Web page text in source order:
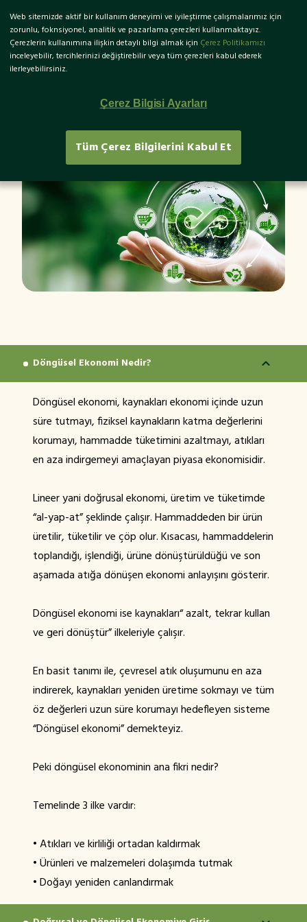
EN
Döngüsel Ekonomi Nedir?
Döngüsel Ekonomi Nedir?
Döngüsel ekonomi, kaynakları ekonomi içinde uzun
süre tutmayı, fiziksel kaynakların katma değerlerini
korumayı, hammadde tüketimini azaltmayı, atıkları
en aza indirgemeyi amaçlayan piyasa ekonomisidir.
Lineer yani doğrusal ekonomi, üretim ve tüketimde
“al-yap-at” şeklinde çalışır. Hammaddeden bir ürün
üretilir, tüketilir ve çöp olur. Kısacası, hammaddelerin
toplandığı, işlendiği, ürüne dönüştürüldüğü ve son
aşamada atığa dönüşen ekonomi anlayışını gösterir.
Döngüsel ekonomi ise kaynakları“ azalt, tekrar kullan
ve geri dönüştür” ilkeleriyle çalışır.
En basit tanımı ile, çevresel atık oluşumunu en aza
indirerek, kaynakları yeniden üretime sokmayı ve tüm
öz değerleri uzun süre korumayı hedefleyen sisteme
“Döngüsel ekonomi” demekteyiz.
Peki döngüsel ekonominin ana fikri nedir?
Temelinde 3 ilke vardır:
• Atıkları ve kirliliği ortadan kaldırmak
• Ürünleri ve malzemeleri dolaşımda tutmak
• Doğayı yeniden canlandırmak
Web sitemizde aktif bir kullanım deneyimi ve iyileştirme çalışmalarımız için
zorunlu, foknsiyonel, analitik ve pazarlama çerezleri kullanmaktayız.
Çerezlerin kullanımına ilişkin detaylı bilgi almak için Çerez Politikamızı
inceleyebilir, tercihlerinizi değiştirebilir veya tüm çerezleri kabul ederek
ilerleyebilirsiniz.
Çerez Bilgisi Ayarları
Tüm Çerez Bilgilerini Kabul Et